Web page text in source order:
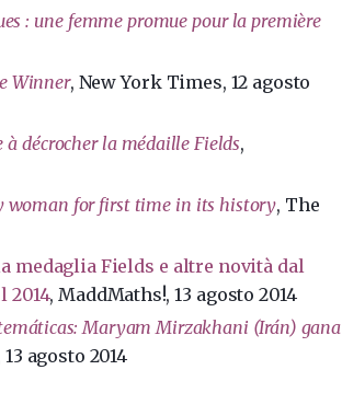
: une femme promue pour la première
Winner, New York Times, 12 agosto
décrocher la médaille Fields,
woman for first time in its history, The
medaglia Fields e altre novità dal
2014, MaddMaths!, 13 agosto 2014
Maryam Mirzakhani (Irán) gana
agosto 2014